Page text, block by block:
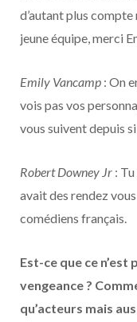
d’autant plus compte
jeune équipe, merci
Emily Vancamp : On
vois pas vos
vous suivent depuis
Robert Downey Jr :
avait des rendez
comédiens français.
Est-ce que ce
vengeance ?
qu’acteurs mais